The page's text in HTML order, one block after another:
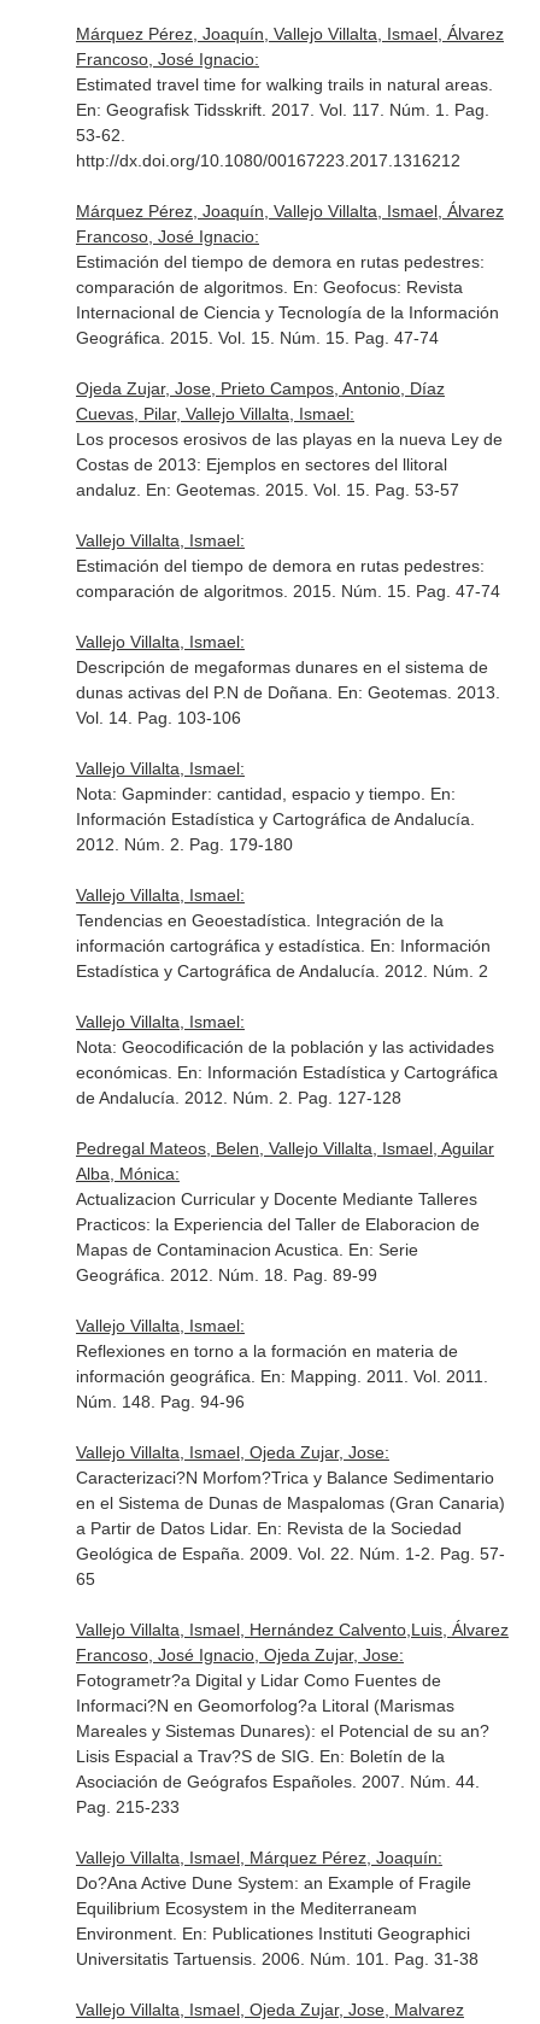
Márquez Pérez, Joaquín, Vallejo Villalta, Ismael, Álvarez
Francoso, José Ignacio:
Estimated travel time for walking trails in natural areas.
En: Geografisk Tidsskrift. 2017. Vol. 117. Núm. 1. Pag.
53-62.
http://dx.doi.org/10.1080/00167223.2017.1316212
Márquez Pérez, Joaquín, Vallejo Villalta, Ismael, Álvarez
Francoso, José Ignacio:
Estimación del tiempo de demora en rutas pedestres:
comparación de algoritmos. En: Geofocus: Revista
Internacional de Ciencia y Tecnología de la Información
Geográfica . 2015. Vol. 15. Núm. 15. Pag. 47-74
Ojeda Zujar, Jose, Prieto Campos, Antonio, Díaz
Cuevas, Pilar, Vallejo Villalta, Ismael:
Los procesos erosivos de las playas en la nueva Ley de
Costas de 2013: Ejemplos en sectores del llitoral
andaluz. En: Geotemas. 2015. Vol. 15. Pag. 53-57
Vallejo Villalta, Ismael:
Estimación del tiempo de demora en rutas pedestres:
comparación de algoritmos. 2015. Núm. 15. Pag. 47-74
Vallejo Villalta, Ismael:
Descripción de megaformas dunares en el sistema de
dunas activas del P.N de Doñana. En: Geotemas. 2013.
Vol. 14. Pag. 103-106
Vallejo Villalta, Ismael:
Nota: Gapminder: cantidad, espacio y tiempo. En:
Información Estadística y Cartográfica de Andalucía
2012. Núm. 2. Pag. 179-180
Vallejo Villalta, Ismael:
Tendencias en Geoestadística. Integración de la
información cartográfica y estadística. En: Información
Estadística y Cartográfica de Andalucía . 2012. Núm. 2
Vallejo Villalta, Ismael:
Nota: Geocodificación de la población y las actividades
económicas. En: Información Estadística y Cartográfica
de Andalucía . 2012. Núm. 2. Pag. 127-128
Pedregal Mateos, Belen, Vallejo Villalta, Ismael, Aguilar
Alba, Mónica:
Actualizacion Curricular y Docente Mediante Talleres
Practicos: la Experiencia del Taller de Elaboracion de
Mapas de Contaminacion Acustica. En: Serie
Geográfica . 2012. Núm. 18. Pag. 89-99
Vallejo Villalta, Ismael:
Reflexiones en torno a la formación en materia de
información geográfica. En: Mapping . 2011. Vol. 2011.
Núm. 148. Pag. 94-96
Vallejo Villalta, Ismael, Ojeda Zujar, Jose:
Caracterizaci?N Morfom?Trica y Balance Sedimentario
en el Sistema de Dunas de Maspalomas (Gran Canaria)
a Partir de Datos Lidar. En: Revista de la Sociedad
Geológica de España . 2009. Vol. 22. Núm. 1-2. Pag. 57-
65
Vallejo Villalta, Ismael, Hernández Calvento,Luis, Álvarez
Francoso, José Ignacio, Ojeda Zujar, Jose:
Fotogrametr?a Digital y Lidar Como Fuentes de
Informaci?N en Geomorfolog?a Litoral (Marismas
Mareales y Sistemas Dunares): el Potencial de su an?
Lisis Espacial a Trav?S de SIG. En: Boletín de la
Asociación de Geógrafos Españoles. 2007. Núm. 44.
Pag. 215-233
Vallejo Villalta, Ismael, Márquez Pérez, Joaquín:
Do?Ana Active Dune System: an Example of Fragile
Equilibrium Ecosystem in the Mediterraneam
Environment. En: Publicationes Instituti Geographici
Universitatis Tartuensis. 2006. Núm. 101. Pag. 31-38
Vallejo Villalta, Ismael, Ojeda Zujar, Jose, Malvarez